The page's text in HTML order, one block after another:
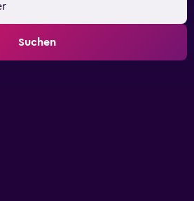
Suchen